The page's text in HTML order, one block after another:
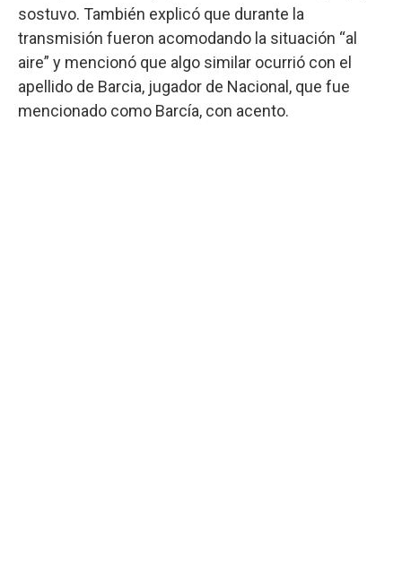
sostuvo. También explicó que durante la
transmisión fueron acomodando la situación “al
aire” y mencionó que algo similar ocurrió con el
apellido de Barcia, jugador de Nacional, que fue
mencionado como Barcía, con acento.